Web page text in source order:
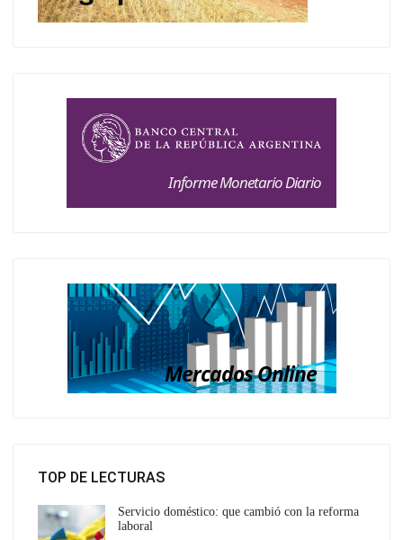
TOP DE LECTURAS
Servicio doméstico: que cambió con la reforma
laboral